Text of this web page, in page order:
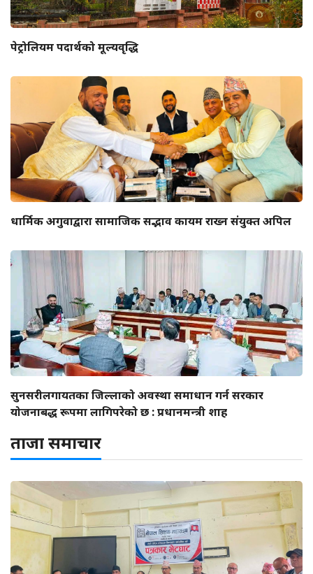
पेट्रोलियम पदार्थको मूल्यवृद्धि
धार्मिक अगुवाद्वारा सामाजिक सद्भाव कायम राख्न संयुक्त अपिल
सुनसरीलगायतका जिल्लाको अवस्था समाधान गर्न सरकार
योजनाबद्ध रूपमा लागिपरेको छ : प्रधानमन्त्री शाह
ताजा समाचार